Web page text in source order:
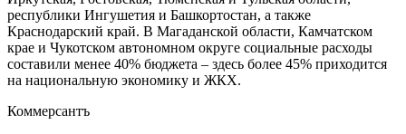
республики Ингушетия и Башкортостан, а также
Краснодарский край. В Магаданской области, Камчатском
крае и Чукотском автономном округе социальные расходы
составили менее 40% бюджета – здесь более 45% приходится
на национальную экономику и ЖКХ.
Коммерсантъ